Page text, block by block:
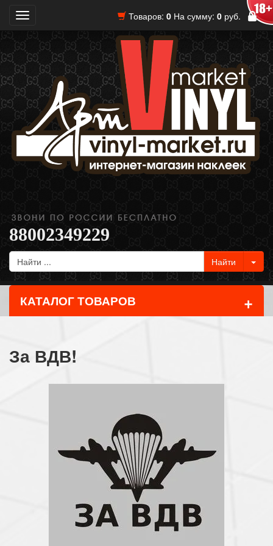
Товаров: 0 На сумму: 0 руб.
Toggle
navigation
88002349229
КАТАЛОГ ТОВАРОВ +
За ВДВ!